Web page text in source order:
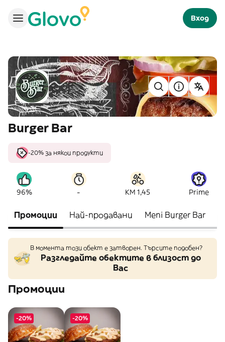
Вход
Burger Bar
-20% за някои продукти
96% - KM 1,45 Prime
Промоции Най-продавани Meni Burger Bar
В момента този обект е затворен. Търсите подобен?
Разгледайте обектите в близост до
Вас
Промоции
-20% -20%